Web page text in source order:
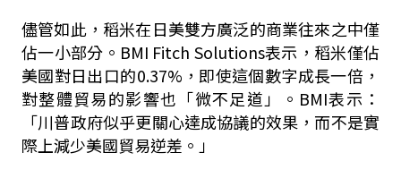
儘管如此，稻米在日美雙方廣泛的商業往來之中僅
佔一小部分。BMI Fitch Solutions表示，稻米僅佔
美國對日出口的0.37%，即使這個數字成長一倍，
對整體貿易的影響也「微不足道」。BMI表示：
「川普政府似乎更關心達成協議的效果，而不是實
際上減少美國貿易逆差。」